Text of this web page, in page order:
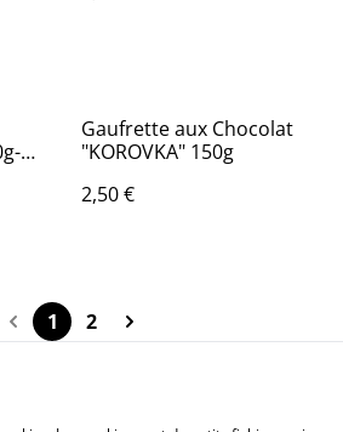
Gaufrette aux Chocolat
"KOROVKA" 150g
2,50 €
1 2